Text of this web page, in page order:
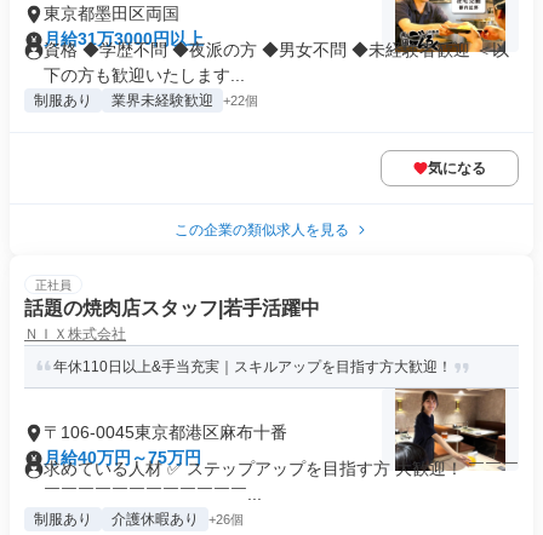
東京都墨田区両国
月給31万3000円以上
資格 ◆学歴不問 ◆夜派の方 ◆男女不問 ◆未経験者歓迎 ＜以
下の方も歓迎いたします...
制服あり 業界未経験歓迎 +22個
気になる
この企業の類似求人を見る
正社員
話題の焼肉店スタッフ|若手活躍中
ＮＩＸ株式会社
年休110日以上&手当充実｜スキルアップを目指す方大歓迎！
〒106-0045東京都港区麻布十番
月給40万円～75万円
求めている人材 ✅ ステップアップを目指す方 大歓迎！ ￣￣￣
￣￣￣￣￣￣￣￣￣￣￣￣...
制服あり 介護休暇あり +26個